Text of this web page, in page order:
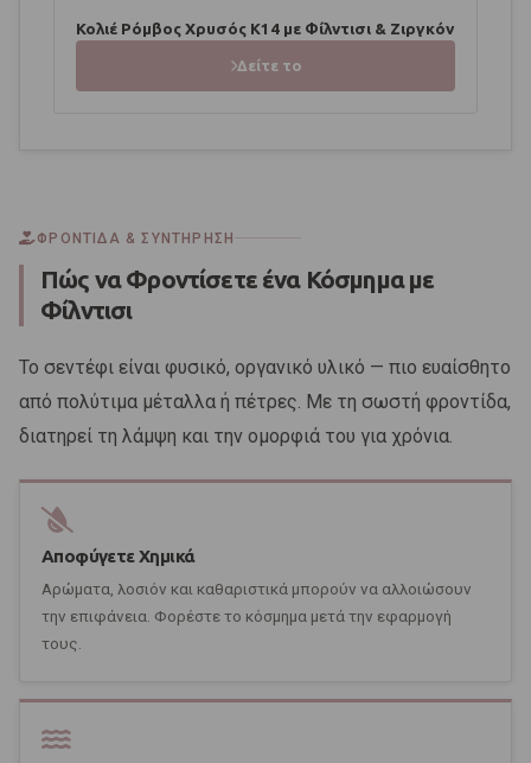
Κολιέ Ρόμβος Χρυσός Κ14 με Φίλντισι & Ζιργκόν
Δείτε το
ΦΡΟΝΤΊΔΑ & ΣΥΝΤΉΡΗΣΗ
Πώς να Φροντίσετε ένα Κόσμημα με
Φίλντισι
Το σεντέφι είναι φυσικό, οργανικό υλικό — πιο ευαίσθητο
από πολύτιμα μέταλλα ή πέτρες. Με τη σωστή φροντίδα,
διατηρεί τη λάμψη και την ομορφιά του για χρόνια.
Αποφύγετε Χημικά
Αρώματα, λοσιόν και καθαριστικά μπορούν να αλλοιώσουν
την επιφάνεια. Φορέστε το κόσμημα μετά την εφαρμογή
τους.